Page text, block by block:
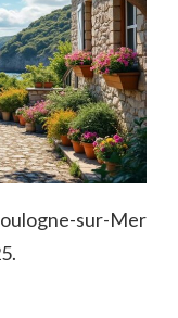
sur-Mer